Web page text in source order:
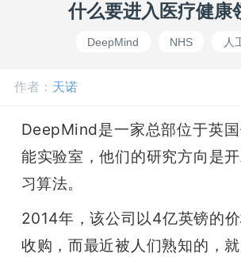
公
开
什么要进入医疗健康
DeepMind NHS 人
作者： 天诺
DeepMind是一家总部位于英
能实验室，他们的研究方向是
习算法。
2014年，该公司以4亿英镑的
收购，而最近被人们熟知的，